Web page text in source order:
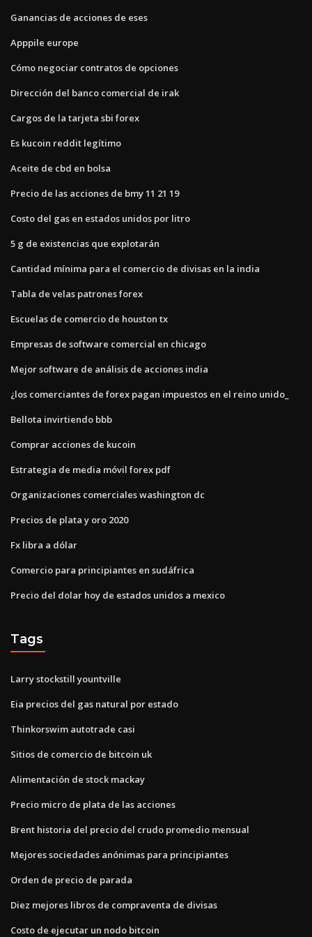
Ganancias de acciones de eses
Apppile europe
Cómo negociar contratos de opciones
Dirección del banco comercial de irak
Cargos de la tarjeta sbi forex
Es kucoin reddit legítimo
Aceite de cbd en bolsa
Precio de las acciones de bmy 11 21 19
Costo del gas en estados unidos por litro
5 g de existencias que explotarán
Cantidad mínima para el comercio de divisas en la india
Tabla de velas patrones forex
Escuelas de comercio de houston tx
Empresas de software comercial en chicago
Mejor software de análisis de acciones india
¿los comerciantes de forex pagan impuestos en el reino unido_
Bellota invirtiendo bbb
Comprar acciones de kucoin
Estrategia de media móvil forex pdf
Organizaciones comerciales washington dc
Precios de plata y oro 2020
Fx libra a dólar
Comercio para principiantes en sudáfrica
Precio del dolar hoy de estados unidos a mexico
Tags
Larry stockstill yountville
Eia precios del gas natural por estado
Thinkorswim autotrade casi
Sitios de comercio de bitcoin uk
Alimentación de stock mackay
Precio micro de plata de las acciones
Brent historia del precio del crudo promedio mensual
Mejores sociedades anónimas para principiantes
Orden de precio de parada
Diez mejores libros de compraventa de divisas
Costo de ejecutar un nodo bitcoin